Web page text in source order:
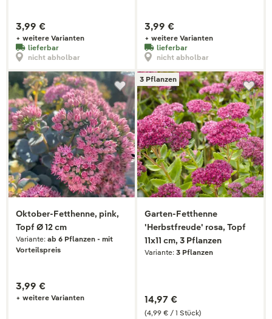
3,99 €
+ weitere Varianten
lieferbar
nicht abholbar
3,99 €
+ weitere Varianten
lieferbar
nicht abholbar
Oktober-Fetthenne, pink,
Topf Ø 12 cm
Variante: ab 6 Pflanzen - mit
Vorteilspreis
3,99 €
+ weitere Varianten
3 Pflanzen
Garten-Fetthenne
'Herbstfreude' rosa, Topf
11x11 cm, 3 Pflanzen
Variante: 3 Pflanzen
(4,99 € / 1 Stück)
14,97 €